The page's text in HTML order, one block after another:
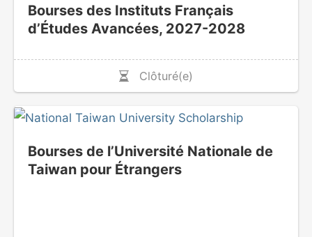
Bourses des Instituts Français
d’Études Avancées, 2027-2028
Clôturé(e)
Bourses de l’Université Nationale de
Taiwan pour Étrangers